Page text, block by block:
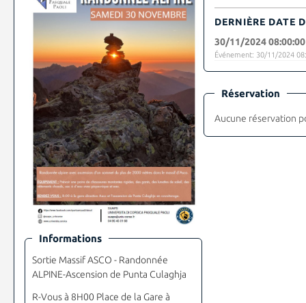
Informations
Sortie Massif ASCO - Randonnée
ALPINE-Ascension de Punta Culaghja
R-Vous à 8H00 Place de la Gare à
DERNIÈRE DATE
30/11/2024 08:00:00
Événement: 30/11/2024
Réservation
Aucune réservation